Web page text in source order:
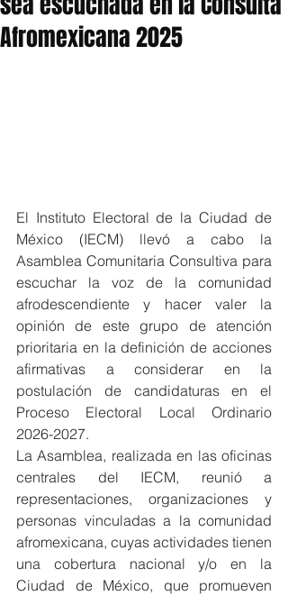
Afromexicana 2025
El Instituto Electoral de la Ciudad de
México (IECM) llevó a cabo la
Asamblea Comunitaria Consultiva para
escuchar la voz de la comunidad
afrodescendiente y hacer valer la
opinión de este grupo de atención
prioritaria en la definición de acciones
afirmativas a considerar en la
postulación de candidaturas en el
Proceso Electoral Local Ordinario
2026-2027.
La Asamblea, realizada en las oficinas
centrales del IECM, reunió a
representaciones, organizaciones y
personas vinculadas a la comunidad
afromexicana, cuyas actividades tienen
una cobertura nacional y/o en la
Ciudad de México, que promueven